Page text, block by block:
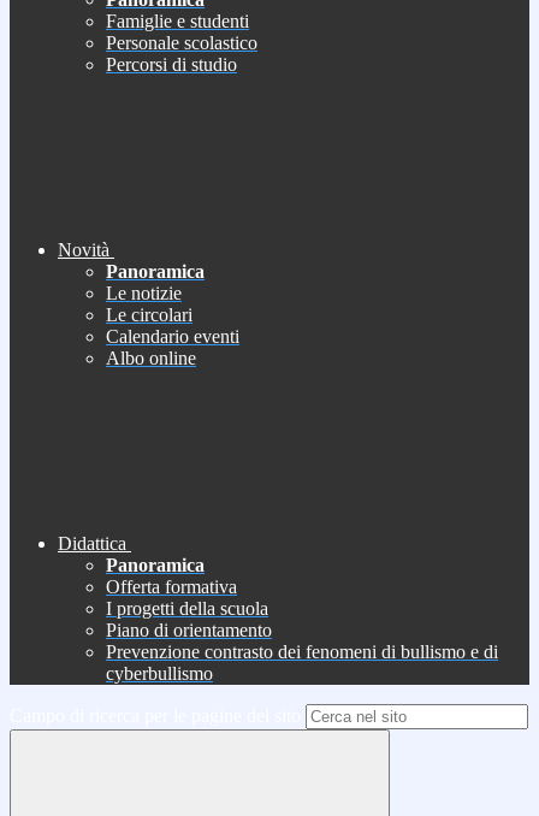
Famiglie e studenti
Personale scolastico
Percorsi di studio
Novità
Panoramica
Le notizie
Le circolari
Calendario eventi
Albo online
Didattica
Panoramica
Offerta formativa
I progetti della scuola
Piano di orientamento
Prevenzione contrasto dei fenomeni di bullismo e di
cyberbullismo